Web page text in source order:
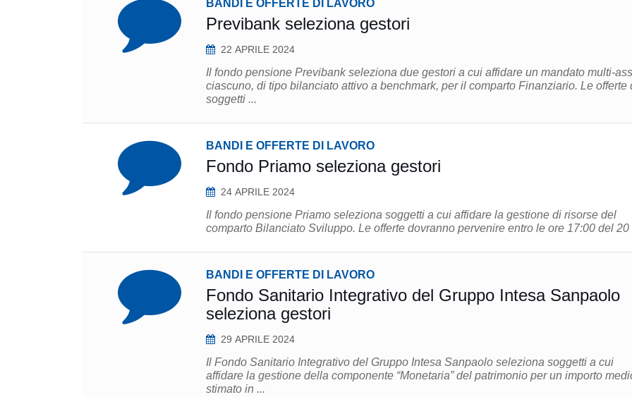
BANDI E OFFERTE DI LAVORO
Previbank seleziona gestori
22 APRILE 2024
Il fondo pensione Previbank seleziona due gestori a cui affidare un mandato multi-
ciascuno, di tipo bilanciato attivo a benchmark, per il comparto Finanziario. Le offerte dei
soggetti ...
BANDI E OFFERTE DI LAVORO
Fondo Priamo seleziona gestori
24 APRILE 2024
Il fondo pensione Priamo seleziona soggetti a cui affidare la gestione di risorse del
comparto Bilanciato Sviluppo. Le offerte dovranno pervenire entro le ore 17:00 del
BANDI E OFFERTE DI LAVORO
Fondo Sanitario Integrativo del Gruppo Intesa Sanpaolo
seleziona gestori
29 APRILE 2024
Il Fondo Sanitario Integrativo del Gruppo Intesa Sanpaolo seleziona soggetti a cui
affidare la gestione della componente “Monetaria” del patrimonio per un importo
stimato in ...